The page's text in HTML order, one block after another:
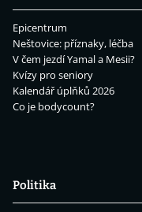
Epicentrum
Neštovice: příznaky, léčba
V čem jezdí Yamal a Mesii?
Kvízy pro seniory
Kalendář úplňků 2026
Co je bodycount?
Politika